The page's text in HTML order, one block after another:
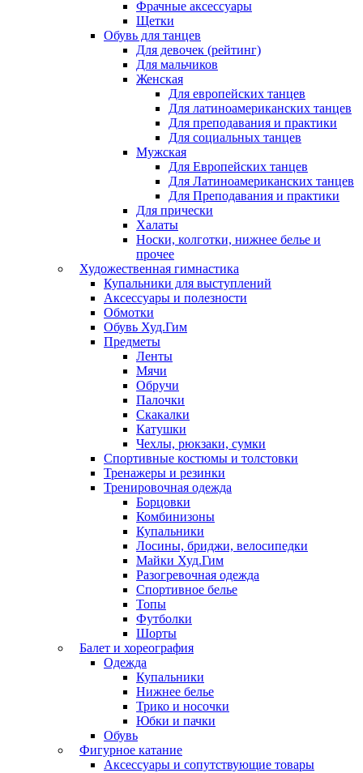
Фрачные аксессуары
Щетки
Обувь для танцев
Для девочек (рейтинг)
Для мальчиков
Женская
Для европейских танцев
Для латиноамериканских танцев
Для преподавания и практики
Для социальных танцев
Мужская
Для Европейских танцев
Для Латиноамериканских танцев
Для Преподавания и практики
Для прически
Халаты
Носки, колготки, нижнее белье и
прочее
Художественная гимнастика
Купальники для выступлений
Аксессуары и полезности
Обмотки
Обувь Худ.Гим
Предметы
Ленты
Мячи
Обручи
Палочки
Скакалки
Катушки
Чехлы, рюкзаки, сумки
Спортивные костюмы и толстовки
Тренажеры и резинки
Тренировочная одежда
Борцовки
Комбинизоны
Купальники
Лосины, бриджи, велосипедки
Майки Худ.Гим
Разогревочная одежда
Спортивное белье
Топы
Футболки
Шорты
Балет и хореография
Одежда
Купальники
Нижнее белье
Трико и носочки
Юбки и пачки
Обувь
Фигурное катание
Аксессуары и сопутствующие товары